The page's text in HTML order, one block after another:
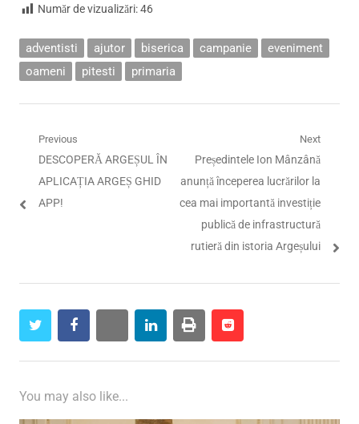
Număr de vizualizări:46
adventisti ajutor biserica campanie
eveniment
oameni
pitesti primaria
Navigare
articole
Previous
Previous
post:
DESCOPERĂ ARGEȘUL ÎN
APLICAȚIA ARGEȘ GHID
APP!
Next
Next
post:
Președintele Ion Mânzână
anunță începerea lucrărilor la
cea mai importantă investiție
publică de infrastructură
rutieră din istoria Argeșului
twitterfacebookwhatsapplinkedinprint reddit
reddit
You may also like...